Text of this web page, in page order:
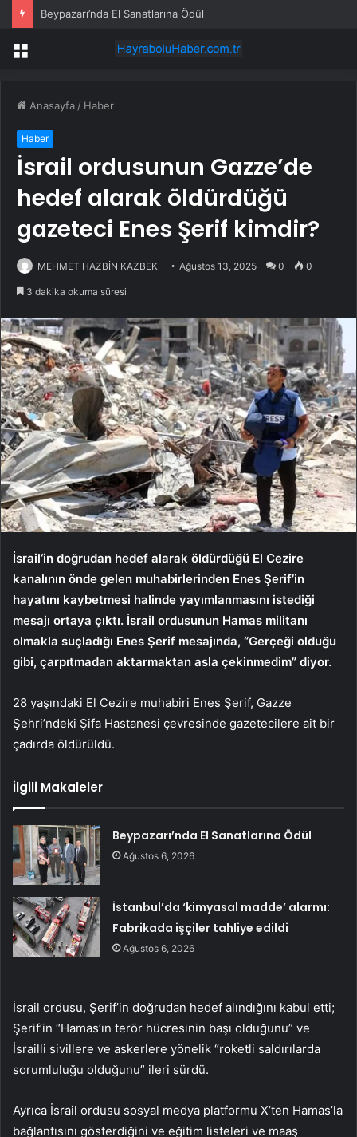
Beypazarı’nda El Sanatlarına Ödül
Menü
Anasayfa / Haber
Haber
İsrail ordusunun Gazze’de
hedef alarak öldürdüğü
gazeteci Enes Şerif kimdir?
MEHMET HAZBİN KAZBEK Ağustos 13, 2025 0 0
3 dakika okuma süresi
İsrail‘in doğrudan hedef alarak öldürdüğü El Cezire
kanalının önde gelen muhabirlerinden Enes Şerif’in
hayatını kaybetmesi halinde yayımlanmasını istediği
mesajı ortaya çıktı. İsrail ordusunun Hamas militanı
olmakla suçladığı Enes Şerif mesajında, “Gerçeği olduğu
gibi, çarpıtmadan aktarmaktan asla çekinmedim” diyor.
28 yaşındaki El Cezire muhabiri Enes Şerif, Gazze
Şehri’ndeki Şifa Hastanesi çevresinde gazetecilere ait bir
çadırda öldürüldü.
İlgili Makaleler
Beypazarı’nda El Sanatlarına Ödül
Ağustos 6, 2026
İstanbul’da ‘kimyasal madde’ alarmı:
Fabrikada işçiler tahliye edildi
Ağustos 6, 2026
İsrail ordusu, Şerif’in doğrudan hedef alındığını kabul etti;
Şerif’in “Hamas’ın terör hücresinin başı olduğunu” ve
İsrailli sivillere ve askerlere yönelik “roketli saldırılarda
sorumluluğu olduğunu” ileri sürdü.
Ayrıca İsrail ordusu sosyal medya platformu X’ten Hamas’la
bağlantısını gösterdiğini ve eğitim listeleri ve maaş